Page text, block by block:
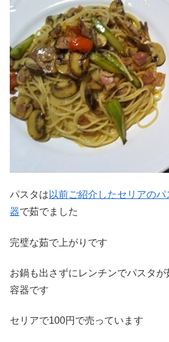
パスタは 以前ご紹介したセリアの
器で茹でました
完璧な茹で上がりです
お鍋も出さずにレンチンでパスタ
容器です
セリアで100円で売っています